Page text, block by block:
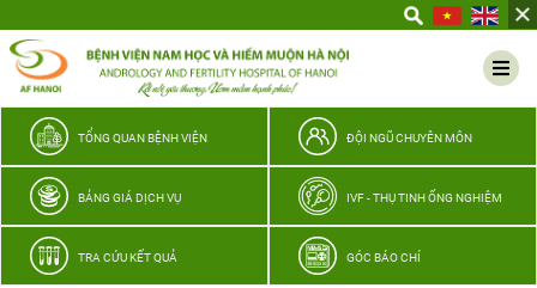
thương
TỔNG QUAN BỆNH VIỆN ĐỘI NGŨ CHUYÊN MÔN
BẢNG GIÁ DỊCH VỤ IVF - THỤ TINH ỐNG NGHIỆM
TRA CỨU KẾT QUẢ GÓC BÁO CHÍ